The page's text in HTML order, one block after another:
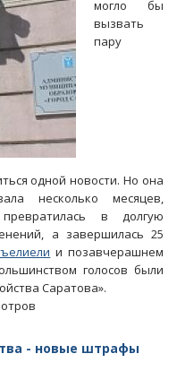
могло бы
вызвать
пару
одной новости. Но она
несколько месяцев,
в долгую
а завершилась 25
и позавчерашнем
голосов были
Саратова».
- новые штрафы